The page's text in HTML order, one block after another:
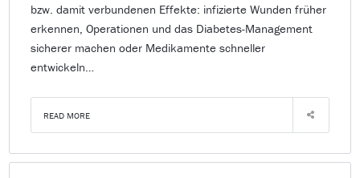
bzw. damit verbundenen Effekte: infizierte Wunden früher
erkennen, Operationen und das Diabetes-Management
sicherer machen oder Medikamente schneller
entwickeln…
READ MORE